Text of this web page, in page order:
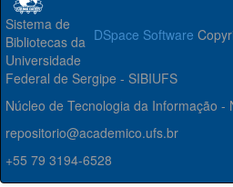
DSpace Software
Sistema de
Bibliotecas da
Universidade
Federal de Sergipe - SIBIUFS
Núcleo de Tecnologia da Informação -
repositorio@academico.ufs.br
+55 79 3194-6528